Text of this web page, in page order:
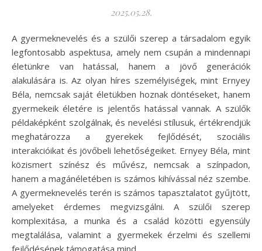
2025.05.28.
A gyermeknevelés és a szülői szerep a társadalom egyik
legfontosabb aspektusa, amely nem csupán a mindennapi
életünkre van hatással, hanem a jövő generációk
alakulására is. Az olyan híres személyiségek, mint Ernyey
Béla, nemcsak saját életükben hoznak döntéseket, hanem
gyermekeik életére is jelentős hatással vannak. A szülők
példaképként szolgálnak, és nevelési stílusuk, értékrendjük
meghatározza a gyerekek fejlődését, szociális
interakcióikat és jövőbeli lehetőségeiket. Ernyey Béla, mint
közismert színész és művész, nemcsak a színpadon,
hanem a magánéletében is számos kihívással néz szembe.
A gyermeknevelés terén is számos tapasztalatot gyűjtött,
amelyeket érdemes megvizsgálni. A szülői szerep
komplexitása, a munka és a család közötti egyensúly
megtalálása, valamint a gyermekek érzelmi és szellemi
fejlődésének támogatása mind…